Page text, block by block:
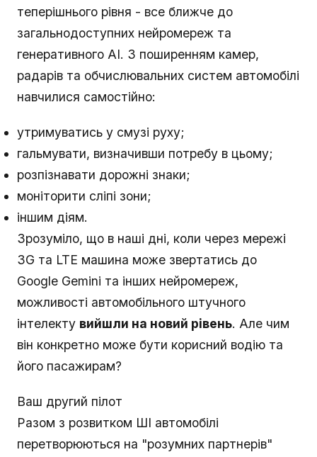
теперішнього рівня - все ближче до
загальнодоступних нейромереж та
генеративного AI. З поширенням камер,
радарів та обчислювальних систем автомобілі
навчилися самостійно:
утримуватись у смузі руху;
гальмувати, визначивши потребу в цьому;
розпізнавати дорожні знаки;
моніторити сліпі зони;
іншим діям.
Зрозуміло, що в наші дні, коли через мережі
3G та LTE машина може звертатись до
Google Gemini та інших нейромереж,
можливості автомобільного штучного
інтелекту вийшли на новий рівень. Але чим
він конкретно може бути корисний водію та
його пасажирам?
Ваш другий пілот
Разом з розвитком ШІ автомобілі
перетворюються на "розумних партнерів"